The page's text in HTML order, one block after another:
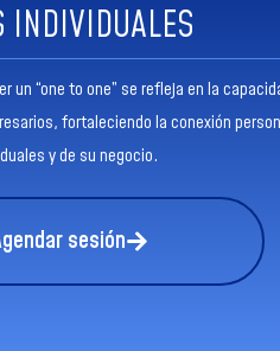
INDIVIDUALES
un “one to one” se refleja en la
fortaleciendo la conexión
y de su negocio.
sesión